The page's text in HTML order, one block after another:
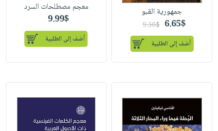
جمهورية القبو
6.65$
9.50$
أضف إلى الطلبية
معجم مصطلحات السرد
9.99$
أضف إلى الطلبية